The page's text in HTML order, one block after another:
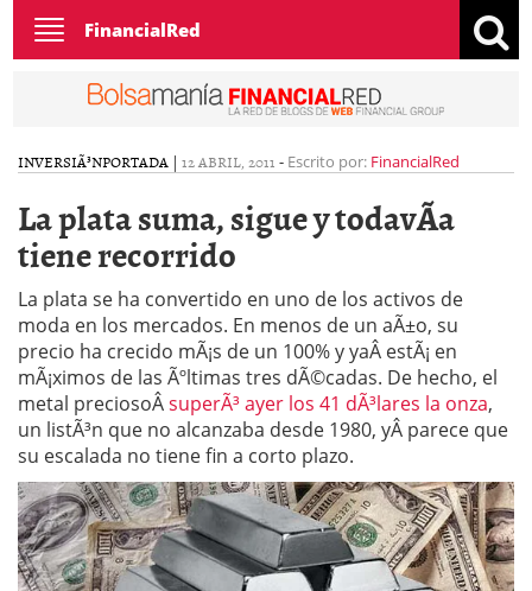
Toggle
navigation
FinancialRed
INVERSIÃ³NPORTADA | 12 ABRIL, 2011 - Escrito por: FinancialRed
La plata suma, sigue y todavÃ­a
tiene recorrido
La plata se ha convertido en uno de los activos de
moda en los mercados. En menos de un aÃ±o, su
precio ha crecido mÃ¡s de un 100% y yaÂ estÃ¡ en
mÃ¡ximos de las Ãºltimas tres dÃ©cadas. De hecho, el
metal preciosoÂsuperÃ³ ayer los 41 dÃ³lares la onza,
un listÃ³n que no alcanzaba desde 1980, yÂ parece que
su escalada no tiene fin a corto plazo.